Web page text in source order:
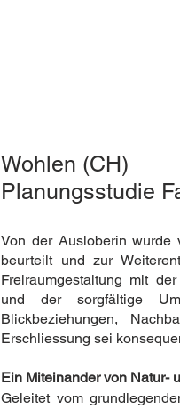
Wohlen (CH)
Planungsstudie
Von der Ausloberin wurde
beurteilt und zur
Freiraumgestaltung mit
und der sorgfältige
Blickbeziehungen,
Erschliessung sei
Ein Miteinander von Natur-
Geleitet vom